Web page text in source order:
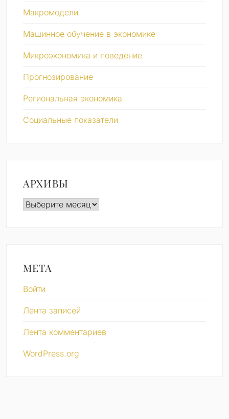
Макромодели
Машинное обучение в экономике
Микроэкономика и поведение
Прогнозирование
Региональная экономика
Социальные показатели
АРХИВЫ
Архивы
МЕТА
Войти
Лента записей
Лента комментариев
WordPress.org